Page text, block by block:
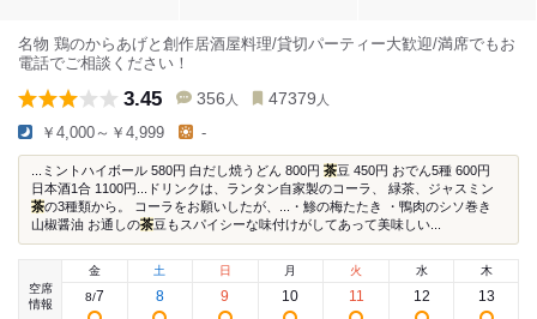
名物 鶏のからあげと創作居酒屋料理/貸切パーティー大歓迎/満席でもお
電話でご相談ください！
3.45 356 人 47379 人
￥4,000～￥4,999 -
...ミントハイボール 580円 白だし焼うどん 800円 茶豆 450円 おでん5種 600円
日本酒1合 1100円...ドリンクは、ランタン自家製のコーラ、 緑茶、ジャスミン
茶の3種類から。 コーラをお願いしたが、...・鯵の梅たたき ・鴨肉のシソ巻き
山椒醤油 お通しの茶豆もスパイシーな味付けがしてあって美味しい...
空席
情報
金
8/7
土
8
日
9
月
10
火
11
水
12
木
13